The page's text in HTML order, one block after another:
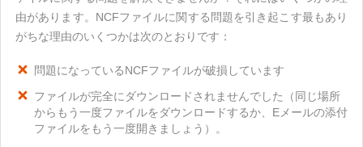
由があります。NCFファイルに関する問題を引き起こす最もあり
がちな理由のいくつかは次のとおりです：
問題になっているNCFファイルが破損しています
ファイルが完全にダウンロードされませんでした（同じ場所
からもう一度ファイルをダウンロードするか、Eメールの添付
ファイルをもう一度開きましょう）。